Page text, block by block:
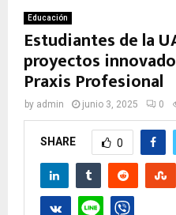
Educación
Estudiantes de la
proyectos
Praxis Profesional
by admin junio 3, 2025 0
SHARE 0